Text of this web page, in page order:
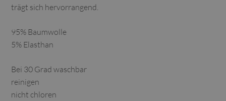
trägt sich hervorrangend.
95% Baumwolle
5% Elasthan
Bei 30 Grad waschbar
reinigen
nicht chloren